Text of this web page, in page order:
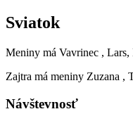
Sviatok
Meniny má Vavrinec , Lars,
Zajtra má meniny Zuzana ,
Návštevnosť